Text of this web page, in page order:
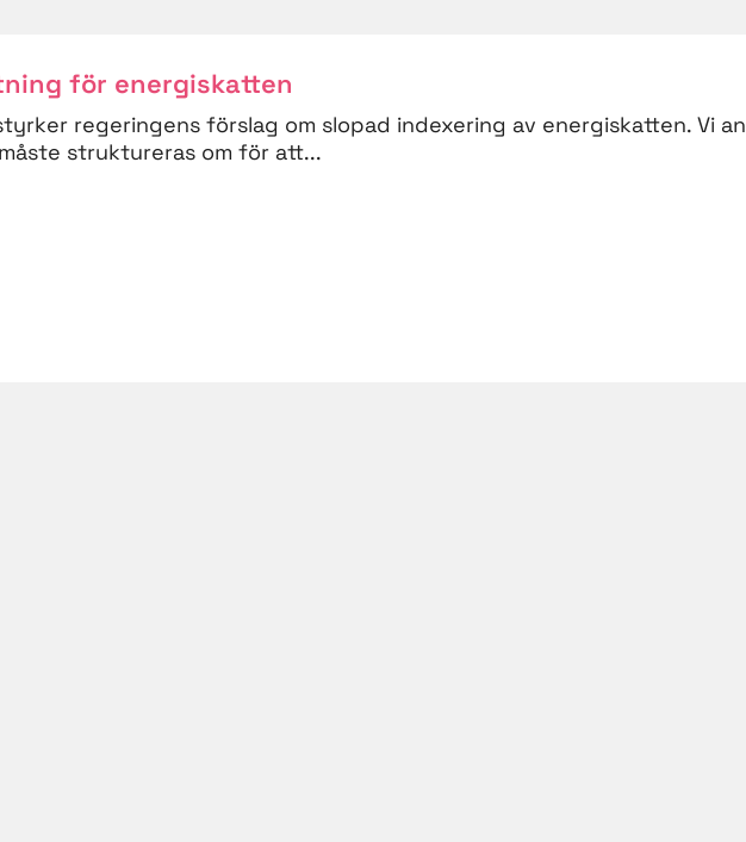
för energiskatten
regeringens förslag om slopad indexering av energiskatten. Vi
struktureras om för att...